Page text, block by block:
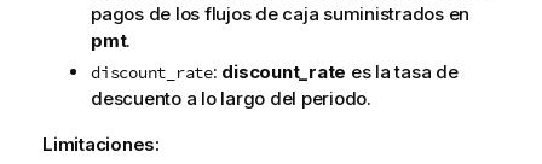
pagos de los flujos de caja suministrados en
pmt.
discount_rate: discount_rate es la tasa de
descuento a lo largo del periodo.
Limitaciones: